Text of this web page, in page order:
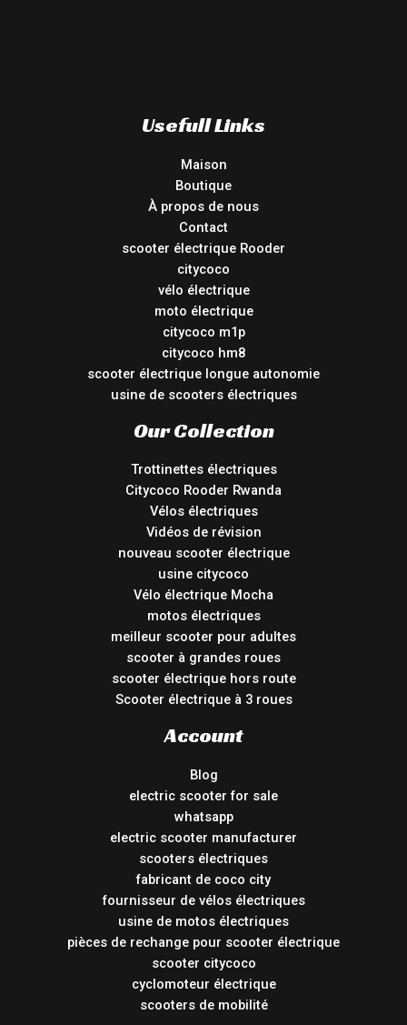
Usefull Links
Maison
Boutique
À propos de nous
Contact
scooter électrique Rooder
citycoco
vélo électrique
moto électrique
citycoco m1p
citycoco hm8
scooter électrique longue autonomie
usine de scooters électriques
Our Collection
Trottinettes électriques
Citycoco Rooder Rwanda
Vélos électriques
Vidéos de révision
nouveau scooter électrique
usine citycoco
Vélo électrique Mocha
motos électriques
meilleur scooter pour adultes
scooter à grandes roues
scooter électrique hors route
Scooter électrique à 3 roues
Account
Blog
electric scooter for sale
whatsapp
electric scooter manufacturer
scooters électriques
fabricant de coco city
fournisseur de vélos électriques
usine de motos électriques
pièces de rechange pour scooter électrique
scooter citycoco
cyclomoteur électrique
scooters de mobilité